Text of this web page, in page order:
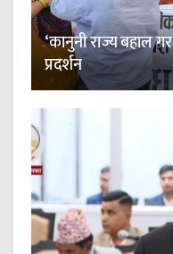
‘कानुनी राज्य बहाल
प्रदर्शन